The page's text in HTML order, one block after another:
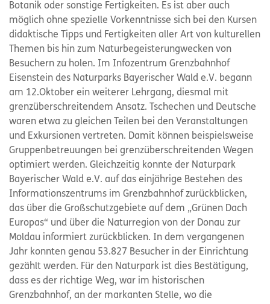
Botanik oder sonstige Fertigkeiten. Es ist aber auch
möglich ohne spezielle Vorkenntnisse sich bei den Kursen
didaktische Tipps und Fertigkeiten aller Art von kulturellen
Themen bis hin zum Naturbegeisterungwecken von
Besuchern zu holen. Im Infozentrum Grenzbahnhof
Eisenstein des Naturparks Bayerischer Wald e.V. begann
am 12.Oktober ein weiterer Lehrgang, diesmal mit
grenzüberschreitendem Ansatz. Tschechen und Deutsche
waren etwa zu gleichen Teilen bei den Veranstaltungen
und Exkursionen vertreten. Damit können beispielsweise
Gruppenbetreuungen bei grenzüberschreitenden Wegen
optimiert werden. Gleichzeitig konnte der Naturpark
Bayerischer Wald e.V. auf das einjährige Bestehen des
Informationszentrums im Grenzbahnhof zurückblicken,
das über die Großschutzgebiete auf dem „Grünen Dach
Europas“ und über die Naturregion von der Donau zur
Moldau informiert zurückblicken. In dem vergangenen
Jahr konnten genau 53.827 Besucher in der Einrichtung
gezählt werden. Für den Naturpark ist dies Bestätigung,
dass es der richtige Weg, war im historischen
Grenzbahnhof, an der markanten Stelle, wo die